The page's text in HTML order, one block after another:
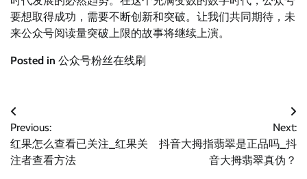
要想取得成功，需要不断创新和突破。让我们共同期待，未
来公众号阅读量突破上限的故事将继续上演。
Posted in 公众号粉丝在线刷
文
章
导
Previous:
红果怎么查看已关注_红果关
注者查看方法
Next:
抖音大拇指翡翠是正品吗_抖
音大拇翡翠真伪？